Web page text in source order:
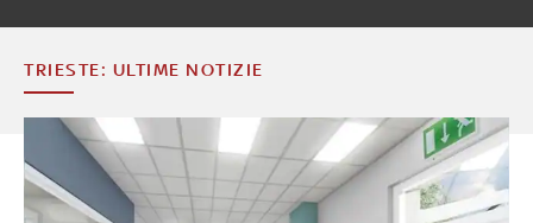
TRIESTE: ULTIME NOTIZIE